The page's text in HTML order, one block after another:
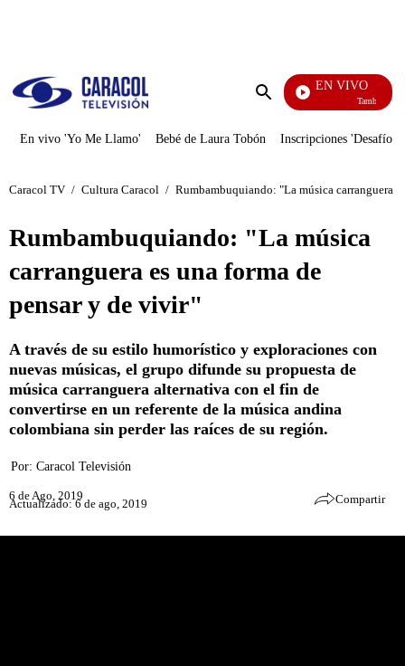
Enviar
EN VIVO
También Caerás
En vivo 'Yo Me Llamo' Bebé de Laura Tobón Inscripciones 'Desafío'
Caracol TV / Cultura Caracol / Rumbambuquiando: "La música carranguera
Rumbambuquiando: "La música
carranguera es una forma de
pensar y de vivir"
A través de su estilo humorístico y exploraciones con
nuevas músicas, el grupo difunde su propuesta de
música carranguera alternativa con el fin de
convertirse en un referente de la música andina
colombiana sin perder las raíces de su región.
Por: Caracol Televisión
6 de Ago, 2019
Actualizado: 6 de ago, 2019 Compartir